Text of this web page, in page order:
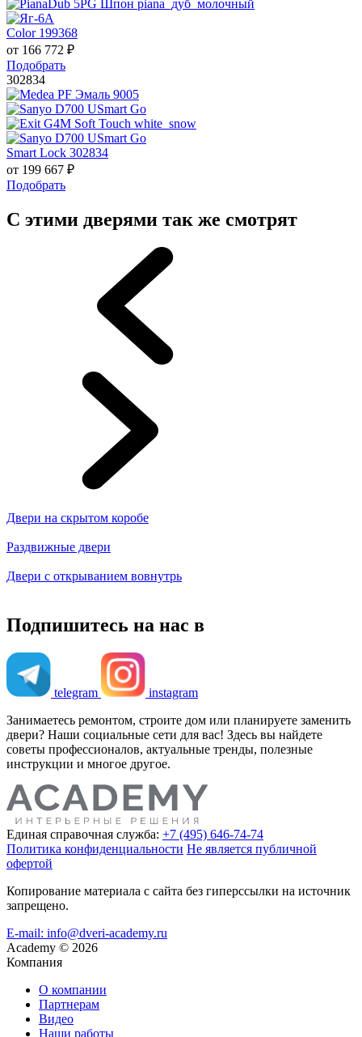
Color 199368
от 166 772 ₽
Подобрать
302834
Smart Lock 302834
от 199 667 ₽
Подобрать
С этими дверями так же смотрят
Двери на скрытом коробе
Раздвижные двери
Двери с открыванием вовнутрь
Подпишитесь на нас в
telegram
instagram
Занимаетесь ремонтом, строите дом или планируете заменить
двери? Наши социальные сети для вас! Здесь вы найдете
советы профессионалов, актуальные тренды, полезные
инструкции и многое другое.
Единая справочная служба: +7 (495) 646-74-74
Политика конфиденциальности Не является публичной
офертой
Копирование материала с сайта без гиперссылки на источник
запрещено.
E-mail: info@dveri-academy.ru
Academy © 2026
Компания
О компании
Партнерам
Видео
Наши работы